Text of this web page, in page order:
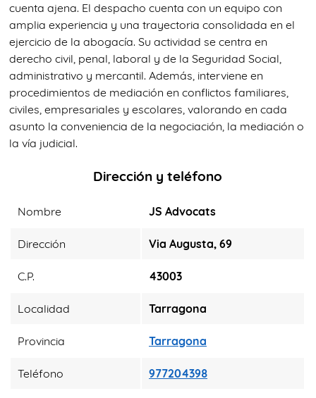
cuenta ajena. El despacho cuenta con un equipo con
amplia experiencia y una trayectoria consolidada en el
ejercicio de la abogacía. Su actividad se centra en
derecho civil, penal, laboral y de la Seguridad Social,
administrativo y mercantil. Además, interviene en
procedimientos de mediación en conflictos familiares,
civiles, empresariales y escolares, valorando en cada
asunto la conveniencia de la negociación, la mediación o
la vía judicial.
Dirección y teléfono
Nombre JS Advocats
Dirección Via Augusta, 69
C.P. 43003
Localidad Tarragona
Provincia Tarragona
Teléfono 977204398